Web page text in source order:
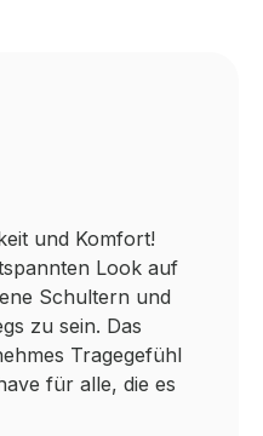
und Komfort!
Look auf
Schultern und
zu sein. Das
Tragegefühl
für alle, die es